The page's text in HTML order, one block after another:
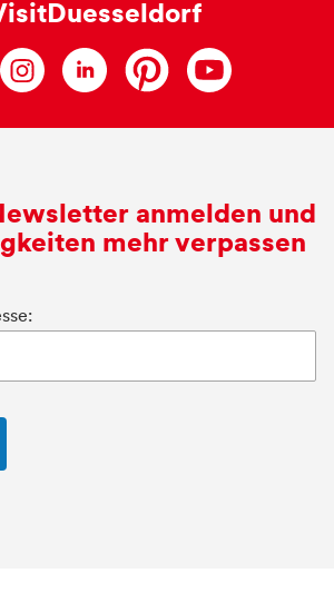
anmelden und
mehr verpassen